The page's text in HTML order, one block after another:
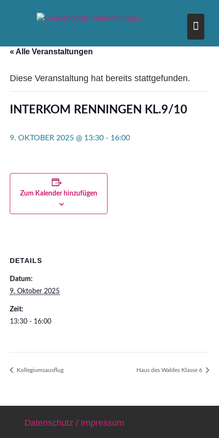
« Alle Veranstaltungen
Diese Veranstaltung hat bereits stattgefunden.
INTERKOM RENNINGEN KL.9/10
9. OKTOBER 2025 @ 13:30 - 16:00
Zum Kalender hinzufügen
DETAILS
Datum:
9. Oktober 2025
Zeit:
13:30 - 16:00
Kollegiumsausflug Haus des Waldes Klasse 6
Datenschutz / Impressum